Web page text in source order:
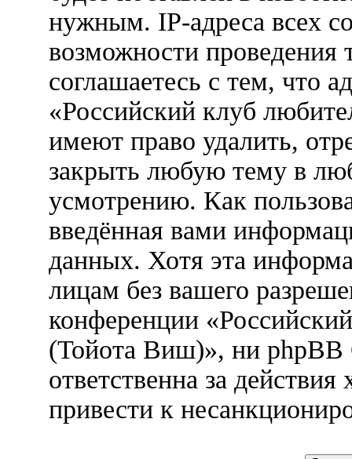
нужным. IP-адреса всех
возможности
соглашаетесь с тем, что
«Российский клуб
имеют право удалить,
закрыть любую тему в
усмотрению. Как
введённая вами
данных. Хотя эта
лицам без вашего
конференции
(Тойота Виш)», ни phpBB
ответственна за
привести к